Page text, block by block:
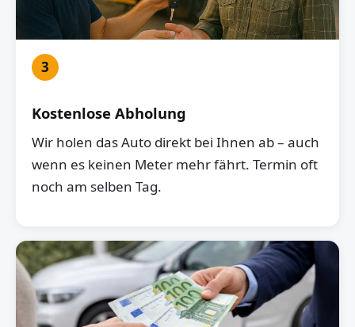
3
Kostenlose Abholung
Wir holen das Auto direkt bei Ihnen ab – auch
wenn es keinen Meter mehr fährt. Termin oft
noch am selben Tag.